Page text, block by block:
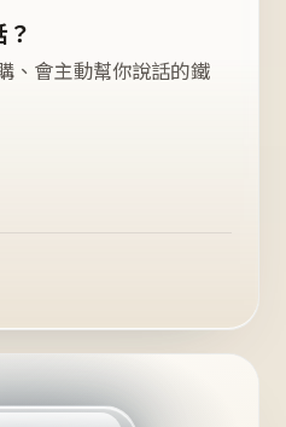
、會主動幫你說話的鐵